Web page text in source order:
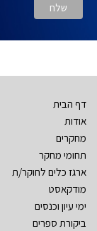
דף הבית
אודות
מחקרים
תחומי מחקר
ארגז כלים לחוקר/ת
מודקאסט
ימי עיון וכנסים
ביקורת ספרים